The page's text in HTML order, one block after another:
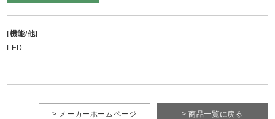
[機能/他]
LED
> 商品一覧に戻る
> メーカーホームページ